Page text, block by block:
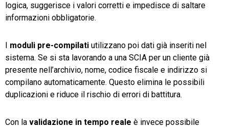
logica, suggerisce i valori corretti e impedisce di saltare
informazioni obbligatorie.
moduli pre-compilati utilizzano poi dati già inseriti nel
sistema. Se si sta lavorando a una SCIA per un cliente già
presente nell’archivio, nome, codice fiscale e indirizzo si
compilano automaticamente. Questo elimina le possibili
duplicazioni e riduce il rischio di errori di battitura.
Con la validazione in tempo reale è invece possibile